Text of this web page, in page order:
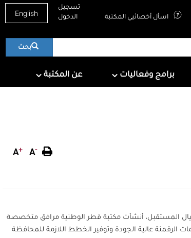
English اسأل أخصائيي المكتبة
تسجيل
الدخول
بحث
Programs & Events
برامج وفعاليات
About QNL
عن المكتبة
A+ A-
المستقبل، أنشأت مكتبة قطر الوطنية مرافق متخصصة
الرقمنة عالية الجودة وتوفير الخطط اللازمة للمحافظة